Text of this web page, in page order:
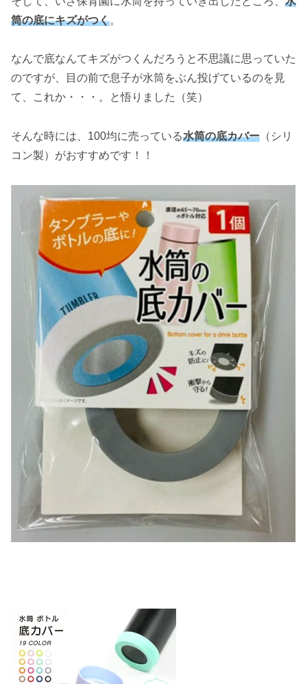
筒の底にキズがつく。
なんで底なんてキズがつくんだろうと不思議に思っていた
のですが、目の前で息子が水筒をぶん投げているのを見
て、これか・・・。と悟りました（笑）
そんな時には、100均に売っている水筒の底カバー （シリ
コン製）がおすすめです！！